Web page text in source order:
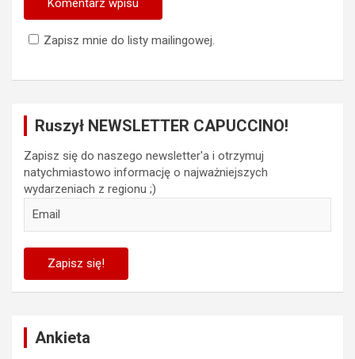
Zapisz mnie do listy mailingowej.
Ruszył NEWSLETTER CAPUCCINO!
Zapisz się do naszego newsletter'a i otrzymuj
natychmiastowo informację o najważniejszych
wydarzeniach z regionu ;)
Ankieta